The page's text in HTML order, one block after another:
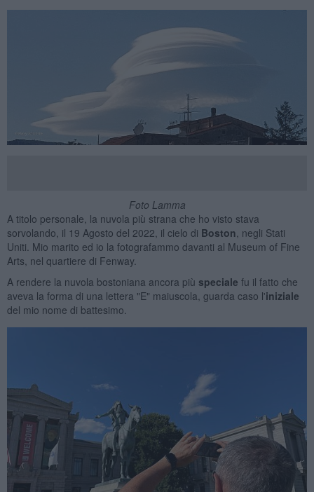
Foto Lamma
A titolo personale, la nuvola più strana che ho visto stava
sorvolando, il 19 Agosto del 2022, il cielo di Boston , negli Stati
Uniti. Mio marito ed io la fotografammo davanti al Museum of Fine
Arts, nel quartiere di Fenway.
A rendere la nuvola bostoniana ancora più speciale fu il fatto che
aveva la forma di una lettera "E" maiuscola, guarda caso l'iniziale
del mio nome di battesimo.